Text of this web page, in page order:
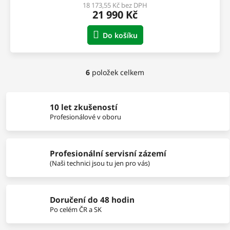
18 173,55 Kč bez DPH
21 990 Kč
Do košíku
O
á
d
c
p
r
v
v
p
6 položek celkem
10 let zkušeností
Profesionálové v oboru
Profesionální servisní zázemí
(Naši technici jsou tu jen pro vás)
Doručení do 48 hodin
Po celém ČR a SK